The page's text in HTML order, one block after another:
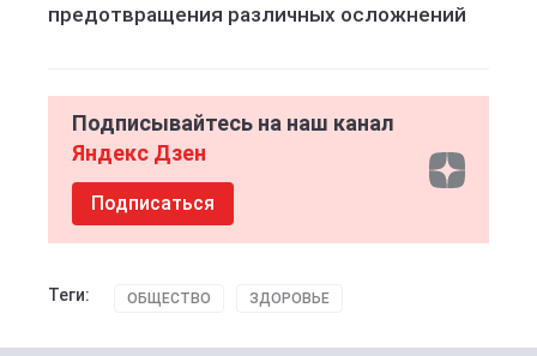
предотвращения различных осложнений
Подписывайтесь на наш канал
Яндекс Дзен
Подписаться
Теги: ОБЩЕСТВО ЗДОРОВЬЕ